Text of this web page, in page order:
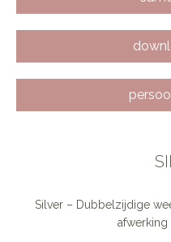
Silver – Dubbelzijdige
afwerking